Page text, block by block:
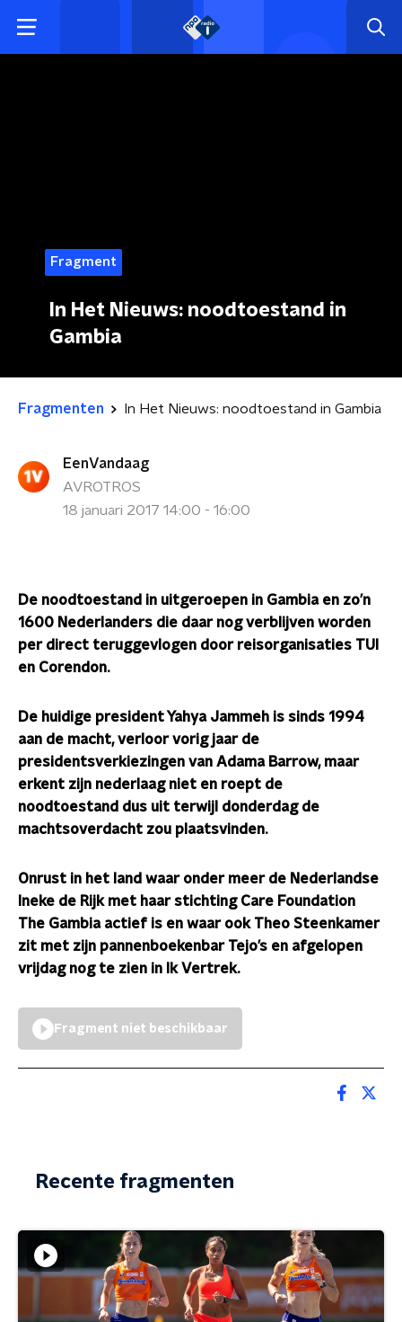
Fragment
In Het Nieuws: noodtoestand in
Gambia
Fragmenten In Het Nieuws: noodtoestand in Gambia
EenVandaag
AVROTROS
18 januari 2017 14:00 - 16:00
De noodtoestand in uitgeroepen in Gambia en zo’n
1600 Nederlanders die daar nog verblijven worden
per direct teruggevlogen door reisorganisaties TUI
en Corendon.
De huidige president Yahya Jammeh is sinds 1994
aan de macht, verloor vorig jaar de
presidentsverkiezingen van Adama Barrow, maar
erkent zijn nederlaag niet en roept de
noodtoestand dus uit terwijl donderdag de
machtsoverdacht zou plaatsvinden.
Onrust in het land waar onder meer de Nederlandse
Ineke de Rijk met haar stichting Care Foundation
The Gambia actief is en waar ook Theo Steenkamer
zit met zijn pannenboekenbar Tejo’s en afgelopen
vrijdag nog te zien in Ik Vertrek.
Fragment niet beschikbaar
Recente fragmenten